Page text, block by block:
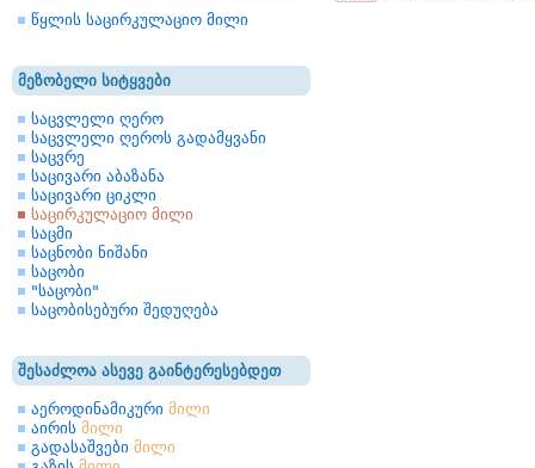
წყლის საცირკულაციო მილი
მეზობელი სიტყვები
საცვლელი ღერო
საცვლელი ღეროს გადამყვანი
საცვრე
საცივარი აბაზანა
საცივარი ციკლი
საცირკულაციო მილი
საცმი
საცნობი ნიშანი
საცობი
"საცობი"
საცობისებური შედუღება
შესაძლოა ასევე გაინტერესებდეთ
აეროდინამიკური მილი
აირის მილი
გადასაშვები მილი